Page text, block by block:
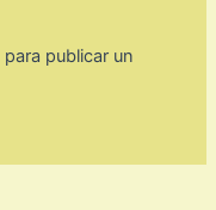
para publicar un